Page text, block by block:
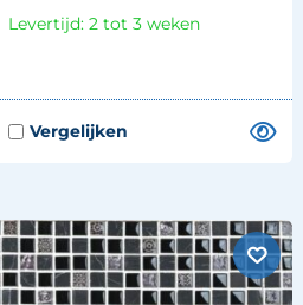
Levertijd: 2 tot 3 weken